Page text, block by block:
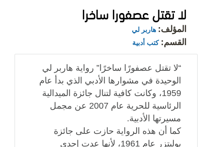
لا تقتل عصفورا ساخرا
المؤلف: هاربر لي
القسم: كتب أدبية
“لا تقتل عصفورًا ساخرًا” رواية هاربر لي
الوحيدة في مشوارها الأدبي الذي بدأ عام
1959، وكانت كافية لتنال جائزة الميدالية
الرئاسية للحرية عام 2007 عن مجمل
مسيرتها الأدبية.
كما أن هذه الرواية حازت على جائزة
بوليتزر عام 1961، لأنها عدت إحدى